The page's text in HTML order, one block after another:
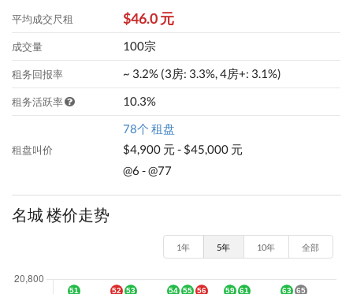
平均成交尺租 $46.0 元
成交量 100宗
租务回报率 ~ 3.2% (3房: 3.3%, 4房+: 3.1%)
租务活跃率 10.3%
租盘叫价
78个 租盘
$4,900 元 - $45,000 元
@6 - @77
名城 楼价走势
1年 5年 10年 全部